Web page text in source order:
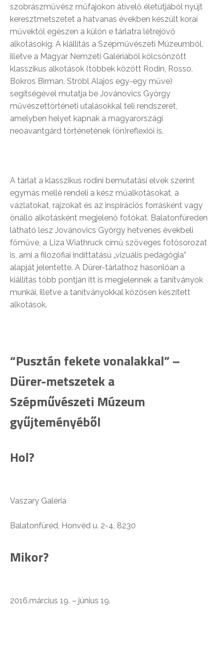
szobrászművész műfajokon átívelő életútjából nyújt
keresztmetszetet a hatvanas években készült korai
művektől egészen a külön e tárlatra létrejövő
alkotásokig. A kiállítás a Szépművészeti Múzeumból,
illetve a Magyar Nemzeti Galériából kölcsönzött
klasszikus alkotások (többek között Rodin, Rosso,
Bokros Birman, Stróbl Alajos egy-egy műve)
segítségével mutatja be Jovánovics György
művészettörténeti utalásokkal teli rendszerét,
amelyben helyet kapnak a magyarországi
neoavantgárd történetének (ön)reflexiói is.
A tárlat a klasszikus rodini bemutatási elvek szerint
egymás mellé rendeli a kész műalkotásokat, a
vázlatokat, rajzokat és az inspirációs forrásként vagy
önálló alkotásként megjelenő fotókat. Balatonfüreden
látható lesz Jovánovics György hetvenes évekbeli
főműve, a Liza Wiathruck című szöveges fotósorozat
is, ami a filozófiai indíttatású „vizuális pedagógia”
alapját jelentette. A Dürer-tárlathoz hasonlóan a
kiállítás több pontján itt is megjelennek a tanítványok
munkái, illetve a tanítványokkal közösen készített
alkotások.
“Pusztán fekete vonalakkal” –
Dürer-metszetek a
Szépművészeti Múzeum
gyűjteményéből
Hol?
Vaszary Galéria
Balatonfüred, Honvéd u. 2-4, 8230
Mikor?
2016.március 19. – június 19.